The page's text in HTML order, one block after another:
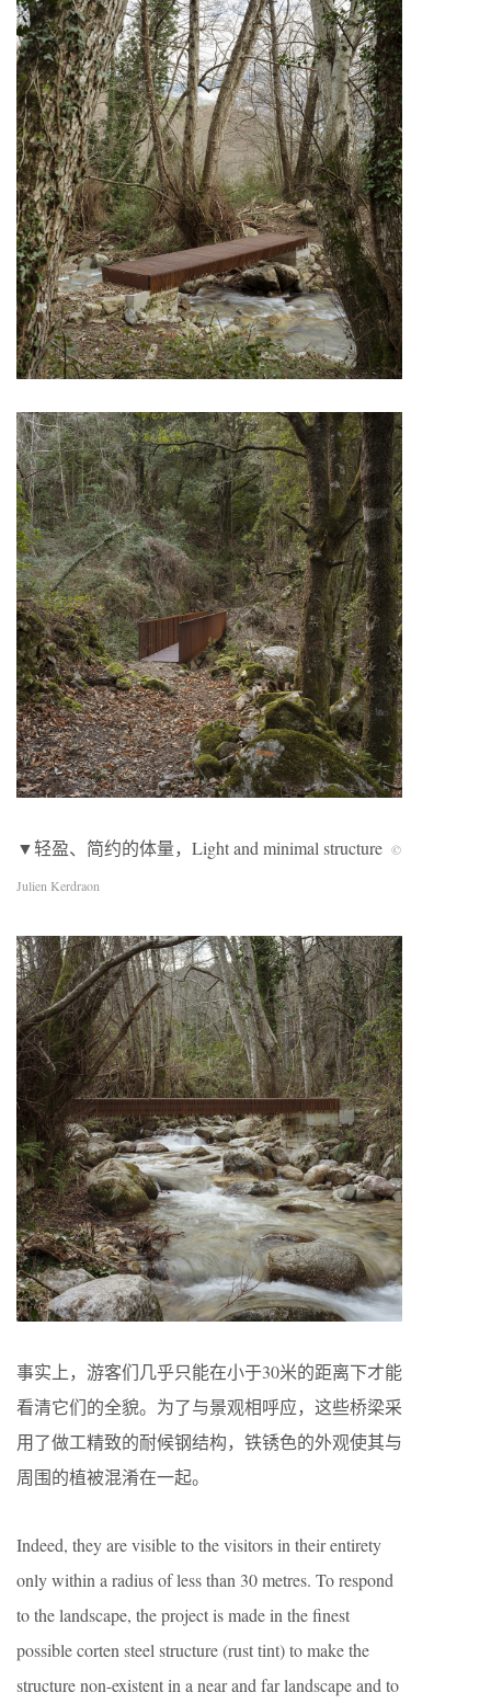
▼轻盈、简约的体量，Light and minimal structure ©
Julien Kerdraon
事实上，游客们几乎只能在小于30米的距离下才能
看清它们的全貌。为了与景观相呼应，这些桥梁采
用了做工精致的耐候钢结构，铁锈色的外观使其与
周围的植被混淆在一起。
Indeed, they are visible to the visitors in their entirety
only within a radius of less than 30 metres. To respond
to the landscape, the project is made in the finest
possible corten steel structure (rust tint) to make the
structure non-existent in a near and far landscape and to